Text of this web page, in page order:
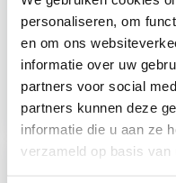
personaliseren, om
en om ons
informatie over uw
partners voor social
partners kunnen deze
informatie die u aan ze
verzameld op basis van
Sky offroad rolstoel
met mountainbike
luchtbanden - Blauw
189,-